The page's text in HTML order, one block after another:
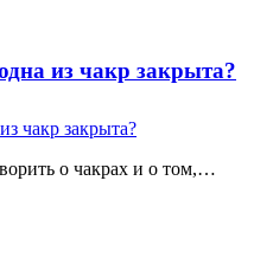
из чакр закрыта?
о чакрах и о том,…